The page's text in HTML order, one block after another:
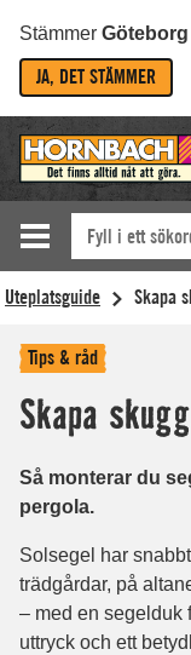
Stämmer Göteborg
JA, DET STÄMMER